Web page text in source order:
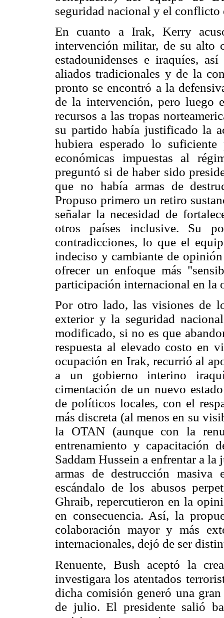
seguridad nacional y el conflicto
En cuanto a Irak, Kerry
intervención militar, de su alto
estadounidenses e iraquíes,
aliados tradicionales y de la
pronto se encontró a la
de la intervención, pero luego
recursos a las tropas
su partido había justificado la
hubiera esperado lo
económicas impuestas al
preguntó si de haber sido
que no había armas de
Propuso primero un retiro
señalar la necesidad de
otros países inclusive. Su
contradicciones, lo que el
indeciso y cambiante de
ofrecer un enfoque más
participación internacional en la
Por otro lado, las visiones de
exterior y la seguridad
modificado, si no es que
respuesta al elevado costo en
ocupación en Irak, recurrió al
a un gobierno interino
cimentación de un nuevo
de políticos locales, con el
más discreta (al menos en su
la OTAN (aunque con la
entrenamiento y capacitación
Saddam Hussein a enfrentar a
armas de destrucción
escándalo de los abusos
Ghraib, repercutieron en la
en consecuencia. Así, la
colaboración mayor y más
internacionales, dejó de ser
Renuente, Bush aceptó la
investigara los atentados
dicha comisión generó una
de julio. El presidente salió